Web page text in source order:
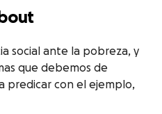
social ante la pobreza, y
que debemos de
predicar con el ejemplo,